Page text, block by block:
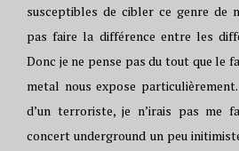
susceptibles de cibler ce genre de
pas faire la différence entre les
Donc je ne pense pas du tout que le
metal nous expose
d’un terroriste, je n’irais pas me
concert underground un peu